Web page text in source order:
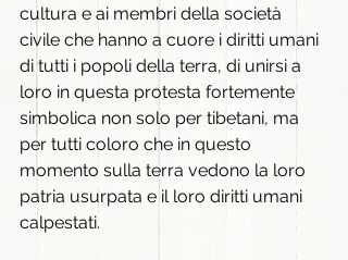
cultura e ai membri della società
civile che hanno a cuore i diritti umani
di tutti i popoli della terra, di unirsi a
loro in questa protesta fortemente
simbolica non solo per tibetani, ma
per tutti coloro che in questo
momento sulla terra vedono la loro
patria usurpata e il loro diritti umani
calpestati.